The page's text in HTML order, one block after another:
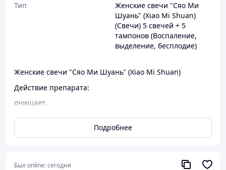
Тип
Женские свечи "Сяо Ми
Шуань" (Xiao Mi Shuan)
(Свечи) 5 свечей + 5
тампонов (Воспаление,
выделение, бесплодие)
Женские свечи "Сяо Ми Шуань" (Xiao Mi Shuan)
Действие препарата:
очищает,
обеззараживает,
рассасывает воспаления,
Подробнее
Был online:сегодня